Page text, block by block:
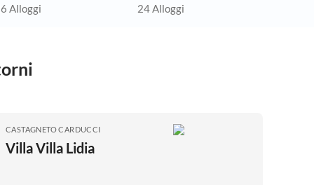
Alloggi 24 Alloggi
CASTAGNETO CARDUCCI
Villa Villa Lidia